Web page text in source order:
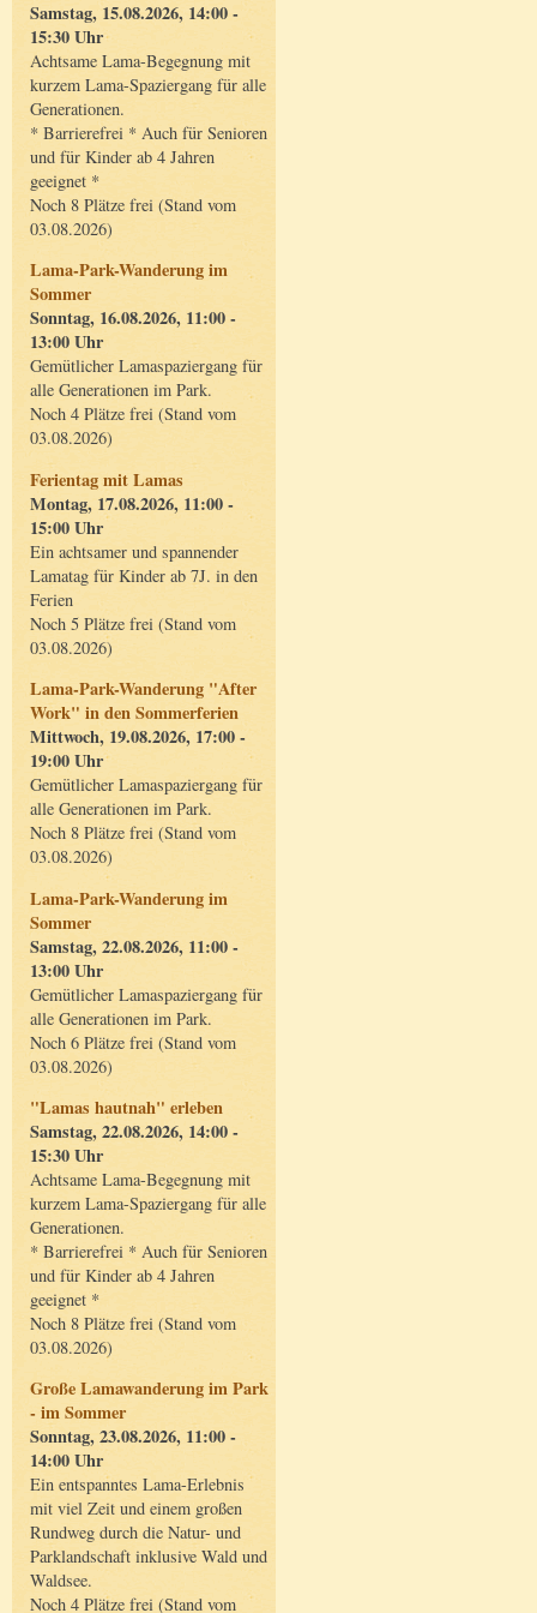
Samstag, 15.08.2026, 14:00 -
15:30 Uhr
Achtsame Lama-Begegnung mit
kurzem Lama-Spaziergang für alle
Generationen.
* Barrierefrei * Auch für Senioren
und für Kinder ab 4 Jahren
geeignet *
Noch 8 Plätze frei (Stand vom
03.08.2026)
Lama-Park-Wanderung im
Sommer
Sonntag, 16.08.2026, 11:00 -
13:00 Uhr
Gemütlicher Lamaspaziergang für
alle Generationen im Park.
Noch 4 Plätze frei (Stand vom
03.08.2026)
Ferientag mit Lamas
Montag, 17.08.2026, 11:00 -
15:00 Uhr
Ein achtsamer und spannender
Lamatag für Kinder ab 7J. in den
Ferien
Noch 5 Plätze frei (Stand vom
03.08.2026)
Lama-Park-Wanderung "After
Work" in den Sommerferien
Mittwoch, 19.08.2026, 17:00 -
19:00 Uhr
Gemütlicher Lamaspaziergang für
alle Generationen im Park.
Noch 8 Plätze frei (Stand vom
03.08.2026)
Lama-Park-Wanderung im
Sommer
Samstag, 22.08.2026, 11:00 -
13:00 Uhr
Gemütlicher Lamaspaziergang für
alle Generationen im Park.
Noch 6 Plätze frei (Stand vom
03.08.2026)
"Lamas hautnah" erleben
Samstag, 22.08.2026, 14:00 -
15:30 Uhr
Achtsame Lama-Begegnung mit
kurzem Lama-Spaziergang für alle
Generationen.
* Barrierefrei * Auch für Senioren
und für Kinder ab 4 Jahren
geeignet *
Noch 8 Plätze frei (Stand vom
03.08.2026)
Große Lamawanderung im Park
- im Sommer
Sonntag, 23.08.2026, 11:00 -
14:00 Uhr
Ein entspanntes Lama-Erlebnis
mit viel Zeit und einem großen
Rundweg durch die Natur- und
Parklandschaft inklusive Wald und
Waldsee.
Noch 4 Plätze frei (Stand vom